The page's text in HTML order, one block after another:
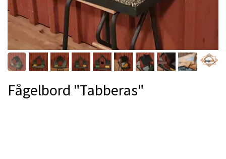
Fågelbord "Tabberas"